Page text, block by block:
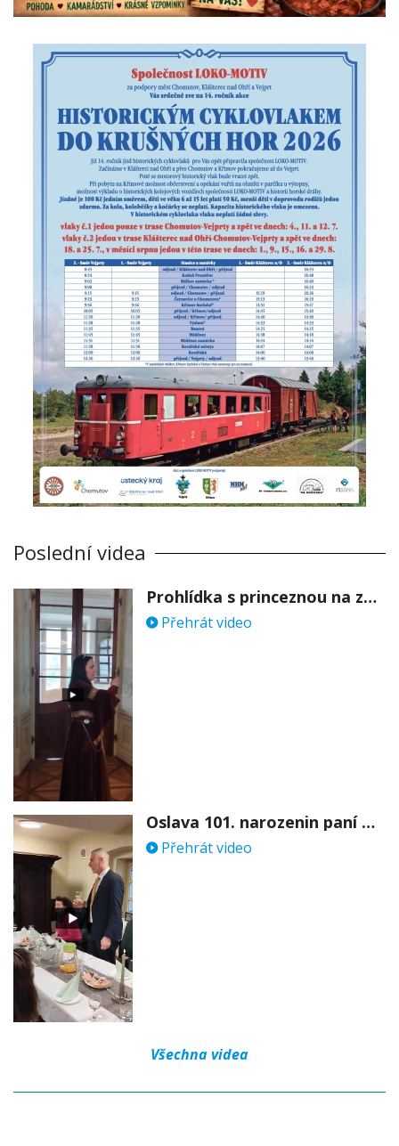
Poslední videa
Prohlídka s princeznou na zámku Stekník
Přehrát video
Oslava 101. narozenin paní Věry Skořepové
Přehrát video
Všechna videa